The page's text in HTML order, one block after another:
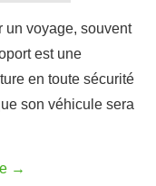
un voyage, souvent
est une
en toute sécurité
son véhicule sera
→